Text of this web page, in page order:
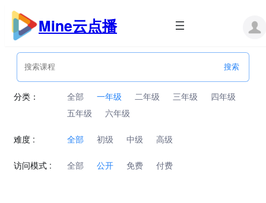
跳
内
Mine云点播
分类： 全部 一年级 二年级 三年级
四年级
五年级
六年级
难度 : 全部 初级 中级 高级
访问模式 : 全部 公开 免费 付费